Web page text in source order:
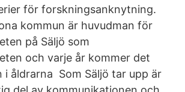
för forskningsanknytning.
kommun är huvudman för
på Säljö som
och varje år kommer det
i åldrarna Som Säljö tar upp är